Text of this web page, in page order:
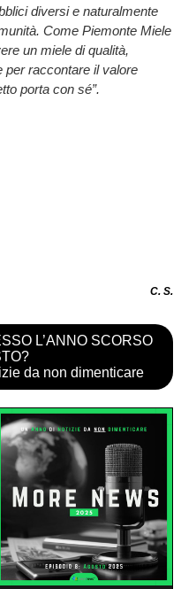
diversi e naturalmente
Come Piemonte Miele
un miele di qualità,
per raccontare il valore
porta con sé”.
C. S.
L’ANNO SCORSO
da non dimenticare